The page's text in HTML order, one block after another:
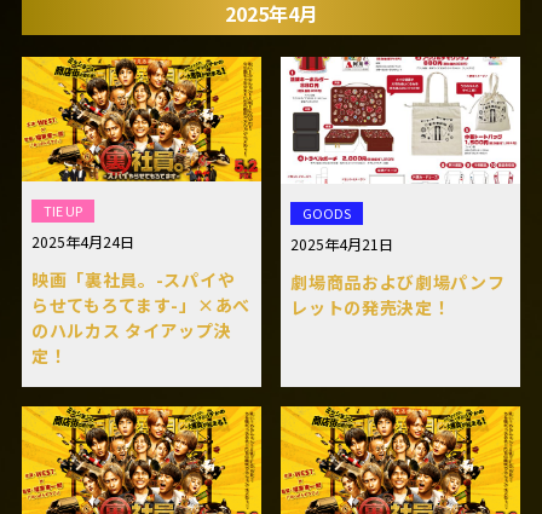
2025年4月
2025年4月24日
TIE UP
映画「裏社員。-スパイや
らせてもろてます-」×あべ
のハルカス タイアップ決
定！
2025年4月21日
GOODS
劇場商品および劇場パンフ
レットの発売決定！